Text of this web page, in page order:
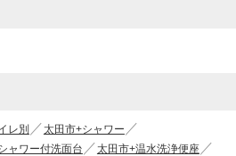
レ別
太田市+シャワー
ャワー付洗面台
太田市+温水洗浄便座